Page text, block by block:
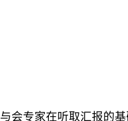
与会专家在听取汇报的